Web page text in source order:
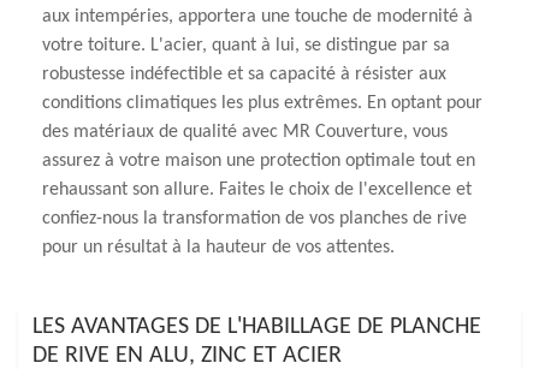
aux intempéries, apportera une touche de modernité à
votre toiture. L'acier, quant à lui, se distingue par sa
robustesse indéfectible et sa capacité à résister aux
conditions climatiques les plus extrêmes. En optant pour
des matériaux de qualité avec MR Couverture, vous
assurez à votre maison une protection optimale tout en
rehaussant son allure. Faites le choix de l'excellence et
confiez-nous la transformation de vos planches de rive
pour un résultat à la hauteur de vos attentes.
LES AVANTAGES DE L'HABILLAGE DE PLANCHE
DE RIVE EN ALU, ZINC ET ACIER